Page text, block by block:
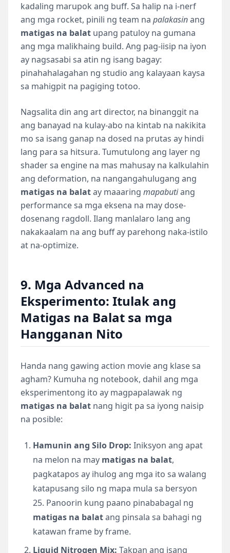
kadaling marupok ang buff. Sa halip na i-nerf
ang mga rocket, pinili ng team na palakasinang
matigas na balat upang patuloy na gumana
ang mga malikhaing build. Ang pag-iisip na iyon
ay nagsasabi sa atin ng isang bagay:
pinahahalagahan ng studio ang kalayaan kaysa
sa mahigpit na pagiging totoo.
Nagsalita din ang art director, na binanggit na
ang banayad na kulay-abo na kintab na nakikita
mo sa isang ganap na dosed na prutas ay hindi
lang para sa hitsura. Tumutulong ang layer ng
shader sa engine na mas mahusay na kalkulahin
ang deformation, na nangangahulugang ang
matigas na balatay maaaring mapabutiang
performance sa mga eksena na may dose-
dosenang ragdoll. Ilang manlalaro lang ang
nakakaalam na ang buff ay parehong naka-istilo
at na-optimize.
9. Mga Advanced na
Eksperimento: Itulak ang
Matigas na Balat sa mga
Hangganan Nito
Handa nang gawing action movie ang klase sa
agham? Kumuha ng notebook, dahil ang mga
eksperimentong ito ay magpapalawak ng
matigas na balat nang higit pa sa iyong naisip
na posible:
Hamunin ang Silo Drop: Iniksyon ang apat
na melon na may matigas na balat,
pagkatapos ay ihulog ang mga ito sa walang
katapusang silo ng mapa mula sa bersyon
25. Panoorin kung paano pinababagal ng
matigas na balatang pinsala sa bahagi ng
katawan frame by frame.
Liquid Nitrogen Mix: Takpan ang isang